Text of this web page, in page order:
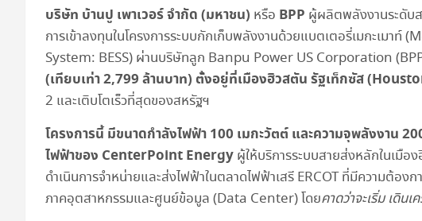
บริษัท บ้านปู เพาเวอร์ จำกัด (มหาชน) หรือ BPP ผู้ผลิตพลังงานระดับ
การเข้าลงทุนในโครงการระบบกักเก็บพลังงานด้วยแบตเตอรี่เมกะเม
System: BESS) ผ่านบริษัทลูก Banpu Power US Corporation
(เทียบเท่า 2,799 ล้านบาท) ตั้งอยู่ที่เมืองฮิวสตัน รัฐเท็กซัส
2 และเติบโตเร็วที่สุดของสหรัฐฯ
โครงการนี้ มีขนาดกำลังไฟฟ้า 100 เมกะวัตต์ และความจุพลังงาน
ไฟฟ้าของ CenterPoint Energy ผู้ให้บริการระบบสายส่งหลักในเมื
ดำเนินการจำหน่ายและส่งไฟฟ้าในตลาดไฟฟ้าเสรี ERCOT ที่มีความต้อง
ภาคอุตสาหกรรมและศูนย์ข้อมูล (Data Center) โดยคาดว่าจะเริ่ม เดิน